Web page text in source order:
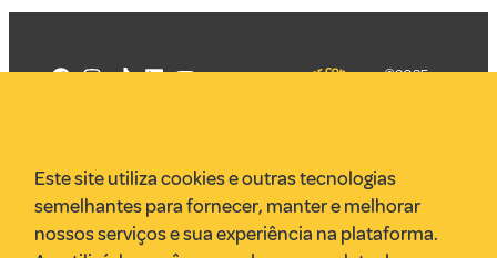
VR Assessoria
Parcerias
Envie uma pauta
©2025
Este site utiliza cookies e outras tecnologias
semelhantes para fornecer, manter e melhorar
nossos serviços e sua experiência na plataforma.